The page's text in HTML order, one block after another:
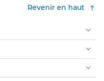
Revenir en haut